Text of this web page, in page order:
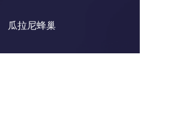
瓜拉尼蜂巢